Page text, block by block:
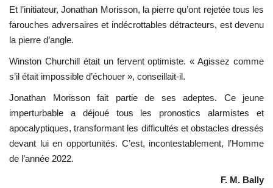
Et l’initiateur, Jonathan Morisson, la pierre qu’ont rejetée tous les
farouches adversaires et indécrottables détracteurs, est devenu
la pierre d’angle.
Winston Churchill était un fervent optimiste. « Agissez comme
s’il était impossible d’échouer », conseillait-il.
Jonathan Morisson fait partie de ses adeptes. Ce jeune
imperturbable a déjoué tous les pronostics alarmistes et
apocalyptiques, transformant les difficultés et obstacles dressés
devant lui en opportunités. C’est, incontestablement, l’Homme
de l’année 2022.
F. M. Bally